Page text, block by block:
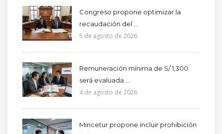
Congreso propone optimizar la
recaudación del ...
5 de agosto de 2026
Remuneración mínima de S/ 1,300
será evaluada ...
4 de agosto de 2026
Mincetur propone incluir prohibición